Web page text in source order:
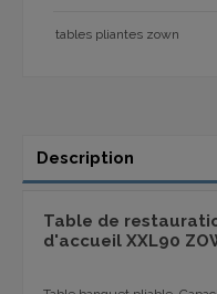
tables pliantes zown
Description
Table de
d'accueil XXL90